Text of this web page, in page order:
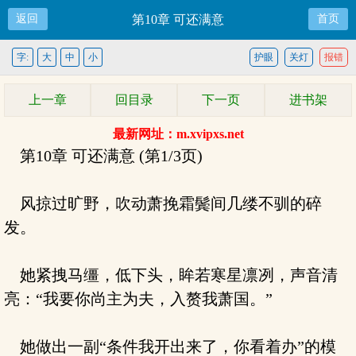
返回 第10章 可还满意 首页
报错
关灯
护眼
字: 大 中 小
上一章 回目录 下一页 进书架
最新网址：m.xvipxs.net
第10章 可还满意 (第1/3页)
风掠过旷野，吹动萧挽霜鬓间几缕不驯的碎
发。
她紧拽马缰，低下头，眸若寒星凛冽，声音清
亮：“我要你尚主为夫，入赘我萧国。”
她做出一副“条件我开出来了，你看着办”的模